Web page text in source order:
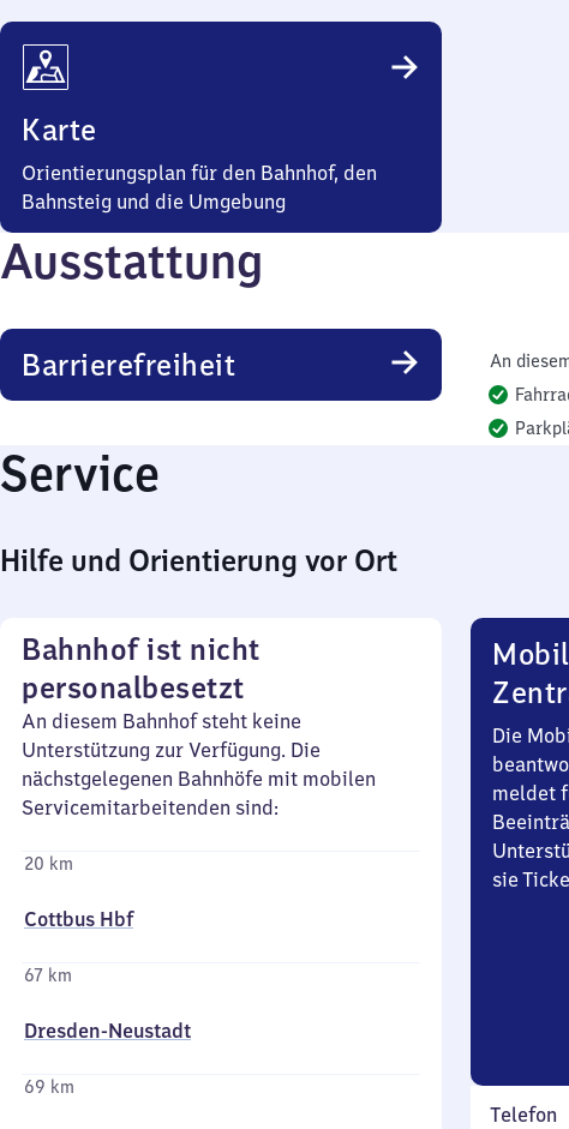
Karte
Orientierungsplan für den Bahnhof, den
Bahnsteig und die Umgebung
Ausstattung
Barrierefreiheit
An
Service
Hilfe und Orientierung vor Ort
Bahnhof ist nicht
personalbesetzt
An diesem Bahnhof steht keine
Unterstützung zur Verfügung. Die
nächstgelegenen Bahnhöfe mit mobilen
Servicemitarbeitenden sind:
20 km
Cottbus Hbf
67 km
Dresden-Neustadt
69 km
Die
meldet
sie
Telefon